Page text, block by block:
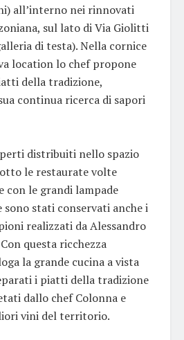
all’interno nei rinnovati
sul lato di Via Giolitti
di testa). Nella cornice
location lo chef propone
della tradizione,
continua ricerca di sapori
distribuiti nello spazio
le restaurate volte
con le grandi lampade
sono stati conservati anche i
realizzati da Alessandro
questa ricchezza
la grande cucina a vista
i piatti della tradizione
dallo chef Colonna e
vini del territorio.